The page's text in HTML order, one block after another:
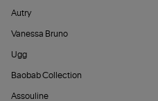
Autry
Vanessa Bruno
Ugg
Baobab Collection
Assouline